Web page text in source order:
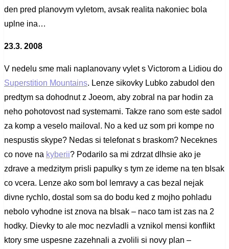
den pred planovym vyletom, avsak realita nakoniec bola
uplne ina…
23.3. 2008
V nedelu sme mali naplanovany vylet s Victorom a Lidiou do
Superstition Mountains. Lenze sikovky Lubko zabudol den
predtym sa dohodnut z Joeom, aby zobral na par hodin za
neho pohotovost nad systemami. Takze rano som este sadol
za komp a veselo mailoval. No a ked uz som pri kompe no
nespustis skype? Nedas si telefonat s braskom? Neceknes
co nove na kyberii? Podarilo sa mi zdrzat dlhsie ako je
zdrave a medzitym prisli papulky s tym ze ideme na ten blsak
co vcera. Lenze ako som bol lemravy a cas bezal nejak
divne rychlo, dostal som sa do bodu ked z mojho pohladu
nebolo vyhodne ist znova na blsak – naco tam ist zas na 2
hodky. Dievky to ale moc nezvladli a vznikol mensi konflikt
ktory sme uspesne zazehnali a zvolili si novy plan –